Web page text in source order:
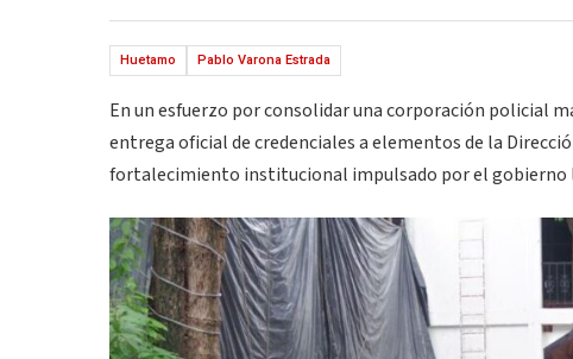
Huetamo Pablo Varona Estrada
En un esfuerzo por consolidar una corporación policial
entrega oficial de credenciales a elementos de la
fortalecimiento institucional impulsado por el gobierno